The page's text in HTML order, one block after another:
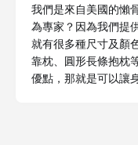
我們是來自美國的懶
為專家？因為我們提
就有很多種尺寸及顏
靠枕、圓形長條抱枕
優點，那就是可以讓